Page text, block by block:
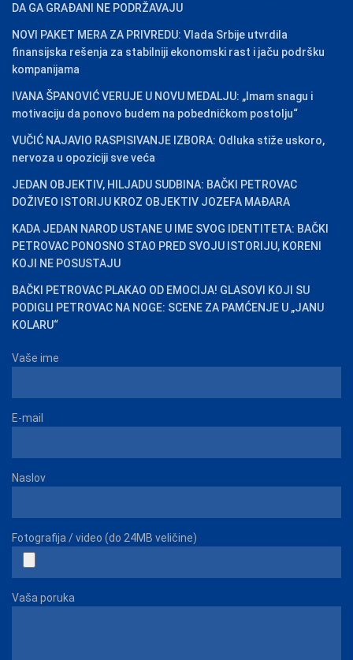
DA GA GRAĐANI NE PODRŽAVAJU
NOVI PAKET MERA ZA PRIVREDU: Vlada Srbije utvrdila
finansijska rešenja za stabilniji ekonomski rast i jaču podršku
kompanijama
IVANA ŠPANOVIĆ VERUJE U NOVU MEDALJU: „Imam snagu i
motivaciju da ponovo budem na pobedničkom postolju“
VUČIĆ NAJAVIO RASPISIVANJE IZBORA: Odluka stiže uskoro,
nervoza u opoziciji sve veća
JEDAN OBJEKTIV, HILJADU SUDBINA: BAČKI PETROVAC
DOŽIVEO ISTORIJU KROZ OBJEKTIV JOZEFA MAĐARA
KADA JEDAN NAROD USTANE U IME SVOG IDENTITETA: BAČKI
PETROVAC PONOSNO STAO PRED SVOJU ISTORIJU, KORENI
KOJI NE POSUSTAJU
BAČKI PETROVAC PLAKAO OD EMOCIJA! GLASOVI KOJI SU
PODIGLI PETROVAC NA NOGE: SCENE ZA PAMĆENJE U „JANU
KOLARU“
Vaše ime
E-mail
Naslov
Fotografija / video (do 24MB veličine)
Vaša poruka